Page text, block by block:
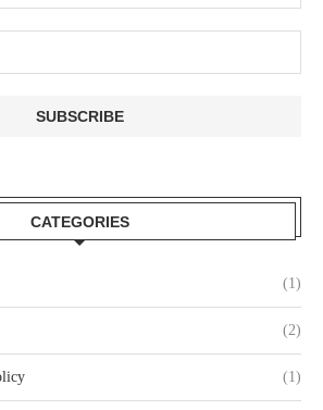
CATEGORIES
(1)
(2)
(1)